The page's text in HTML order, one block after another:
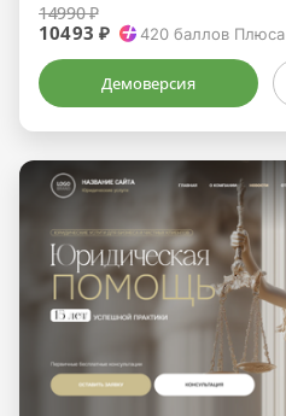
14990 ₽
10493 ₽ 420 баллов Плюса
Демоверсия